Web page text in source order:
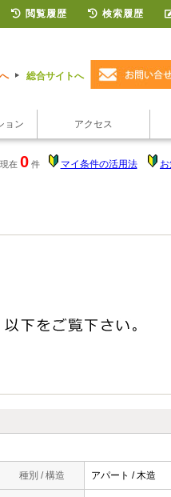
総合サイトへ
ョン アクセス
現在 0 件 マイ条件の活用法
種別 / 構造 アパート / 木造
閲覧履歴 検索履歴